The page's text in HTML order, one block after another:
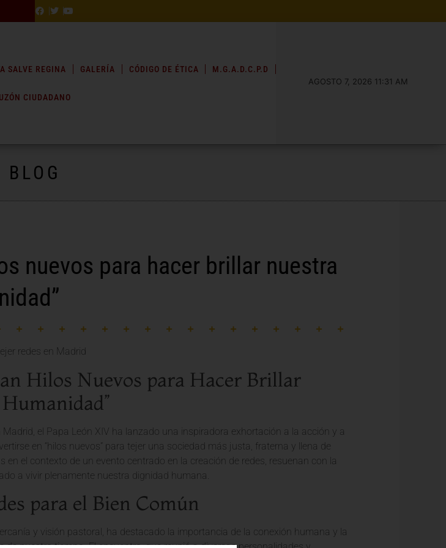
SALVE REGINA GALERÍA CÓDIGO DE ÉTICA M.G.A.D.C.P.D
CIUDADANO
AGOSTO 7, 2026 11:31 AM
BLOG
nuevos para hacer brillar nuestra
Hilos Nuevos para Hacer Brillar
el Papa León XIV ha lanzado una inspiradora exhortación a la acción y a
en “hilos nuevos” para tejer una sociedad más justa, fraterna y llena de
en el contexto de un evento centrado en la creación de redes, resuenan con la
a vivir plenamente nuestra dignidad humana.
para el Bien Común
y visión pastoral, ha destacado la importancia de la conexión humana y la